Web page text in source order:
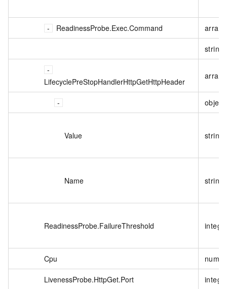
ReadinessProbe.Exec.Command array
string
LifecyclePreStopHandlerHttpGetHttpHeader
object
Value string
Name string
ReadinessProbe.FailureThreshold
Cpu
LivenessProbe.HttpGet.Port